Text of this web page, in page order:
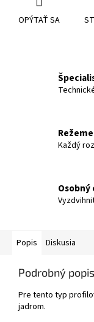
OPÝTAŤ SA
Každý
Osobný
Popis Diskusia
Podrobný popis
Pre tento typ
jadrom.